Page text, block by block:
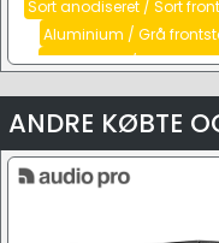
Sort anodiseret / Sort
Aluminium / Grå
Hvid lakeret / Grå
ANDRE KØBTE